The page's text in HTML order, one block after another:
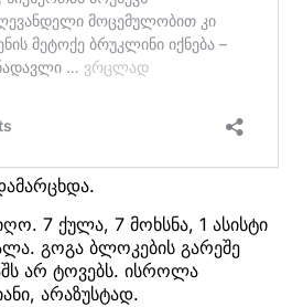
7 ქულა, 7 მოხსნა, 1 ასისტი
გოგა ბლოკების გარეშე
არ ტოვებს. ისროლა
არაზუსტად.